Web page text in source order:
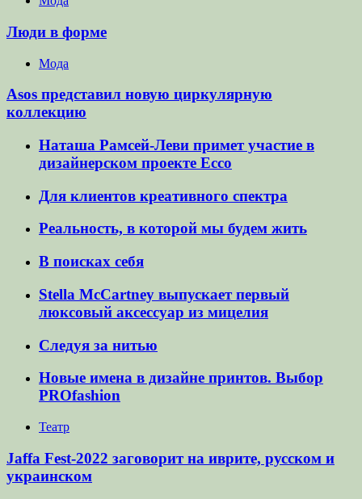
Люди в форме
Мода
Asos представил новую циркулярную
коллекцию
Наташа Рамсей-Леви примет участие в
дизайнерском проекте Ecco
Для клиентов креативного спектра
Реальность, в которой мы будем жить
В поисках себя
Stella McCartney выпускает первый
люксовый аксессуар из мицелия
Следуя за нитью
Новые имена в дизайне принтов. Выбор
PROfashion
Театр
Jaffa Fest-2022 заговорит на иврите, русском и
украинском